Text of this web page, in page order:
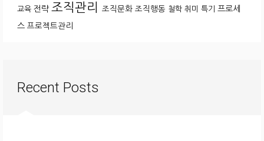
교육 전략 조직관리 조직문화 조직행동 철학 취미 특기 프로세
스 프로젝트관리
Recent Posts